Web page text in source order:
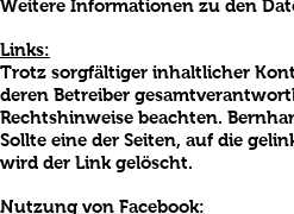
Weitere Informationen zu den
Links:
Trotz sorgfältiger inhaltlicher
deren Betreiber
Rechtshinweise beachten.
Sollte eine der Seiten, auf die
wird der Link gelöscht.
Nutzung von Facebook: